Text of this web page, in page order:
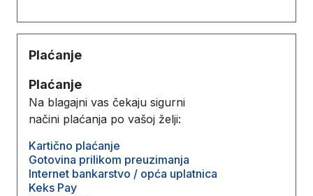
Plaćanje
Plaćanje
Na blagajni vas čekaju sigurni
načini plaćanja po vašoj želji:
Kartično plaćanje
Gotovina prilikom preuzimanja
Internet bankarstvo / opća uplatnica
Keks Pay